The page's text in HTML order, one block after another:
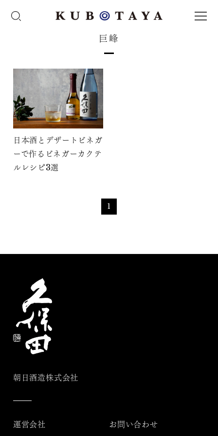
巨峰
日本酒とデザートビネガ
ーで作るビネガーカクテ
ルレシピ3選
1
朝日酒造株式会社
運営会社 お問い合わせ